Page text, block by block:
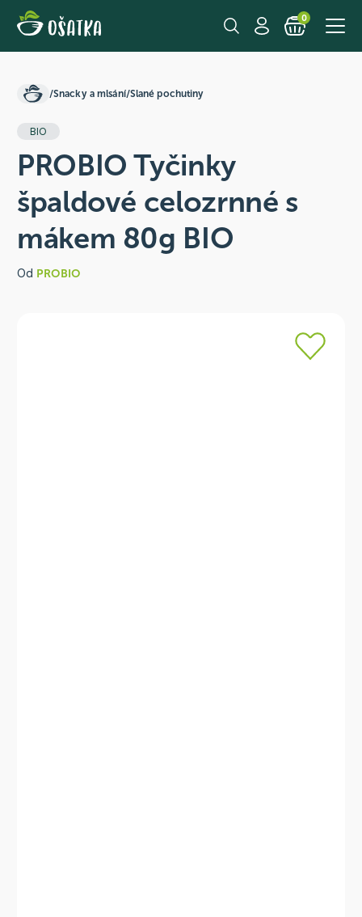
0
/Snacky a mlsání/Slané pochutiny
BIO
PROBIO Tyčinky
špaldové celozrnné s
mákem 80g BIO
Od PROBIO